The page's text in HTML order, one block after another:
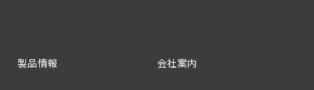
製品情報 会社案内